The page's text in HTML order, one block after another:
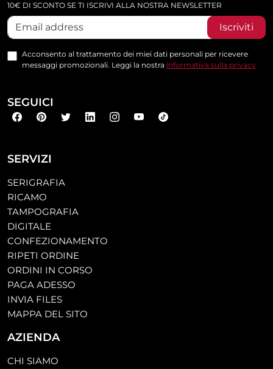
SERVIZI
SERIGRAFIA
RICAMO
TAMPOGRAFIA
DIGITALE
CONFEZIONAMENTO
RIPETI ORDINE
ORDINI IN CORSO
PAGA ADESSO
INVIA FILES
MAPPA DEL SITO
AZIENDA
CHI SIAMO
10€ DI SCONTO SE TI ISCRIVI ALLA NOSTRA NEWSLETTER
Iscriviti
Acconsento al trattamento dei miei dati personali per ricevere
messaggi promozionali. Leggi la nostra informativa sulla privacy
SEGUICI